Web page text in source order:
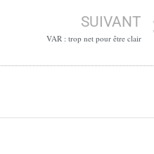
SUIVANT
VAR : trop net pour être clair